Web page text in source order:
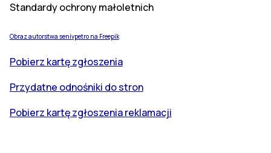
Standardy ochrony małoletnich
Obraz autorstwa senivpetro na Freepik
Pobierz kartę zgłoszenia
Przydatne odnośniki do stron
Pobierz kartę zgłoszenia reklamacji